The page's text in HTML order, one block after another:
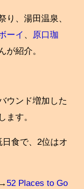
り、湯田温泉、
ーイ 、
原口珈
が紹介。
ウンド増加した
ます。
食で、2位はオ
52 Places to Go